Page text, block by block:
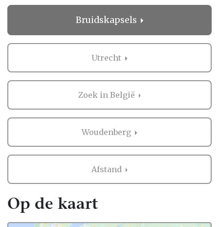
direct contact opnemen bij de professional
in de buurt van Woudenberg. Handig hè?
Ervaringen van andere bruidsparen met
Bruidskapsels in Woudenberg
Zaken regelen voor jullie bruiloft is erg
belangrijk. Het is dus niet zo gek dat je
graag eerst ervaringen van andere
Woudenberg. Want zij hebben het live
ervaren en zijn natuurlijk kritische
Daarom hebben wij bij elke professional op
onze website een beoordeling van echte
bruidsparen staan. Indien deze al
beoordeeld is, natuurlijk. Soms vind je
namelijk ook nieuwe professionals op onze
Bruidskapsels
Utrecht
Zoek in België
Woudenberg
Afstand
Op de kaart